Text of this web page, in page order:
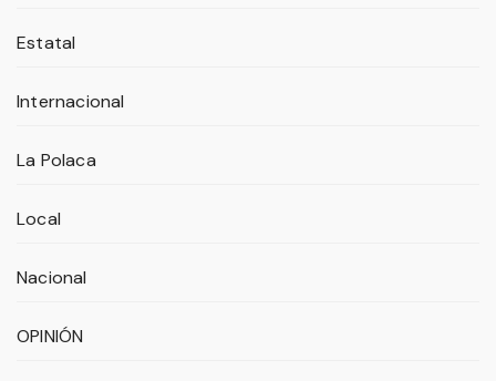
Estatal
Internacional
La Polaca
Local
Nacional
OPINIÓN